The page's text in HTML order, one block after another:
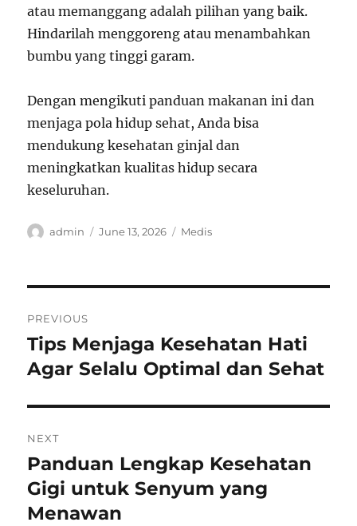
atau memanggang adalah pilihan yang baik.
Hindarilah menggoreng atau menambahkan
bumbu yang tinggi garam.
Dengan mengikuti panduan makanan ini dan
menjaga pola hidup sehat, Anda bisa
mendukung kesehatan ginjal dan
meningkatkan kualitas hidup secara
keseluruhan.
Author
admin
Posted
June 13, 2026 Categories
Medis
navigation
PREVIOUS
Previous
post:
Tips Menjaga Kesehatan Hati
Agar Selalu Optimal dan Sehat
NEXT
Next
post:
Panduan Lengkap Kesehatan
Gigi untuk Senyum yang
Menawan